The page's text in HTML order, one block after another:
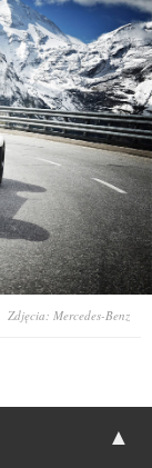
Zdjęcia: Mercedes-Benz
▲